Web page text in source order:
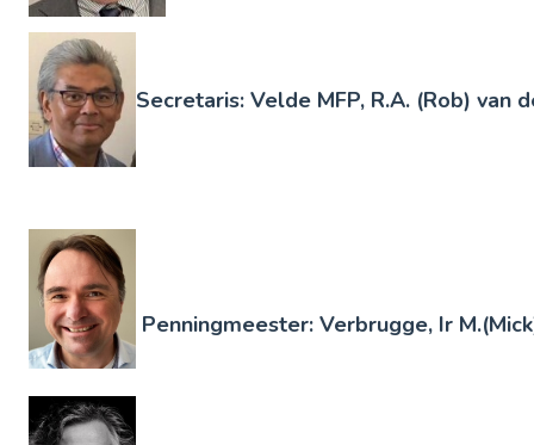
Secretaris: Velde MFP, R.A. (Rob) van
Penningmeester: Verbrugge, Ir